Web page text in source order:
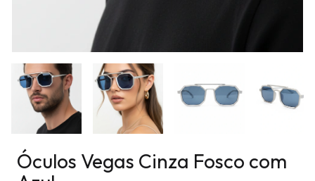
Óculos Vegas Cinza Fosco com